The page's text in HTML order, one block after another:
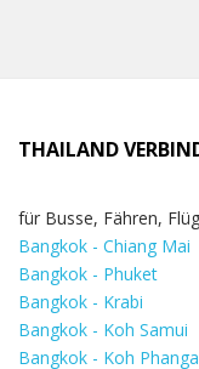
THAILAND
für Busse, Fähren,
Bangkok - Chiang Mai
Bangkok - Phuket
Bangkok - Krabi
Bangkok - Koh Samui
Bangkok - Koh